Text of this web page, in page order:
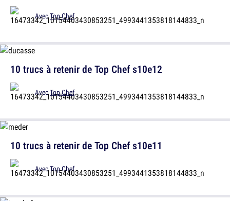
10 trucs à retenir de Top Chef s10e12
AvecTop Chef
AvecTop Chef
10 trucs à retenir de Top Chef s10e11
AvecTop Chef